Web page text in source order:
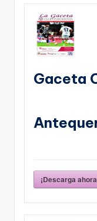
Gaceta
¡Descarga